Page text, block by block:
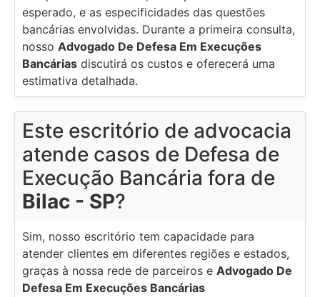
esperado, e as especificidades das questões
bancárias envolvidas. Durante a primeira consulta,
nosso Advogado De Defesa Em Execuções
Bancárias discutirá os custos e oferecerá uma
estimativa detalhada.
Este escritório de advocacia
atende casos de Defesa de
Execução Bancária fora de
Bilac - SP?
Sim, nosso escritório tem capacidade para
atender clientes em diferentes regiões e estados,
graças à nossa rede de parceiros e Advogado De
Defesa Em Execuções Bancárias